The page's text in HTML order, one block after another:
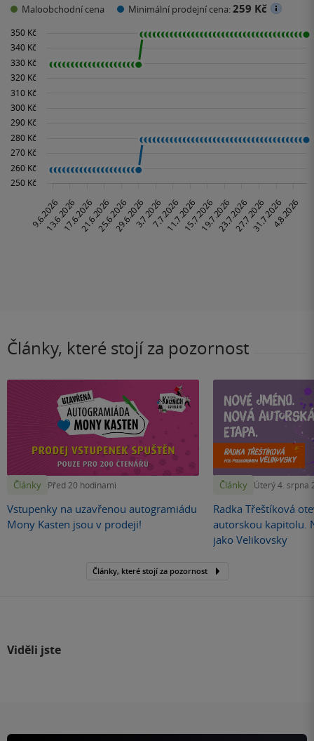
Maloobchodní cena Minimální prodejní cena:259 Kč
Články, které stojí za pozornost
Články Před 20 hodinami
Vstupenky na uzavřenou autogramiádu
Mony Kasten jsou v prodeji!
Články Úterý 4. srpna
Radka Třeštíková
autorskou kapitolu.
jako Velikovsky
Články, které stojí za pozornost
Viděli jste